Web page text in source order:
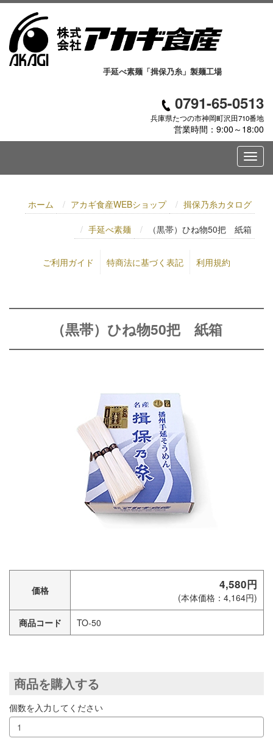
手延べ素麺「揖保乃糸」製麺工場
0791-65-0513
兵庫県たつの市神岡町沢田710番地
営業時間：9:00～18:00
ホーム アカギ食産WEBショップ 揖保乃糸カタログ
手延べ素麺 （黒帯）ひね物50把 紙箱
ご利用ガイド 特商法に基づく表記 利用規約
（黒帯）ひね物50把 紙箱
価格 4,580円
(本体価格：4,164円)
商品コード TO-50
商品を購入する
個数を入力してください